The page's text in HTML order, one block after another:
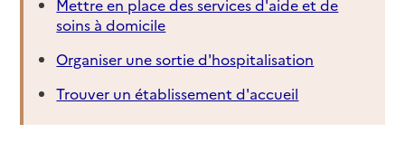
Mettre en place des services d'aide et de
soins à domicile
Organiser une sortie d'hospitalisation
Trouver un établissement d'accueil